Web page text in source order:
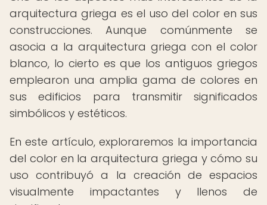
arquitectura griega es el uso del color en sus
construcciones. Aunque comúnmente se
asocia a la arquitectura griega con el color
blanco, lo cierto es que los antiguos griegos
emplearon una amplia gama de colores en
sus edificios para transmitir significados
simbólicos y estéticos.
En este artículo, exploraremos la importancia
del color en la arquitectura griega y cómo su
uso contribuyó a la creación de espacios
visualmente impactantes y llenos de